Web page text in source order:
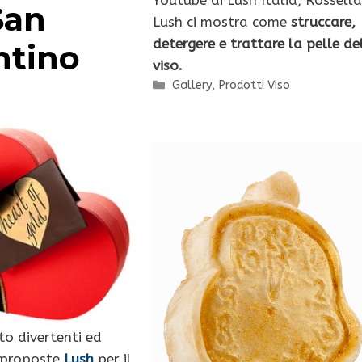
Lush ci mostra comestruccare,
detergere e trattare la pelle
viso.
Categorie
Gallery, Prodotti Viso
divertenti ed